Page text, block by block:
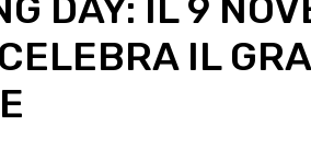
IL